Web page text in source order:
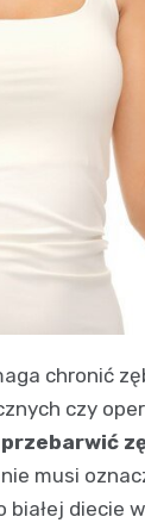
chronić
czy
musi
diecie